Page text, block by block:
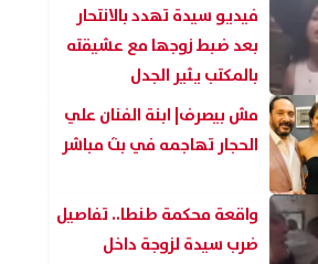
فيديو سيدة تهدد بالانتحار
بعد ضبط زوجها مع عشيقته
بالمكتب يثير الجدل
مش بيصرف| ابنة الفنان علي
الحجار تهاجمه في بث مباشر
واقعة محكمة طنطا.. تفاصيل
ضرب سيدة لزوجة داخل